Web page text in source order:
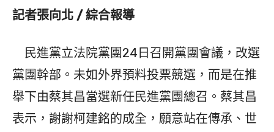
記者張向北 / 綜合報導
民進黨立法院黨團24日召開黨團會議，改選
黨團幹部。未如外界預料投票競選，而是在推
舉下由蔡其昌當選新任民進黨團總召。蔡其昌
表示，謝謝柯建銘的成全，願意站在傳承、世